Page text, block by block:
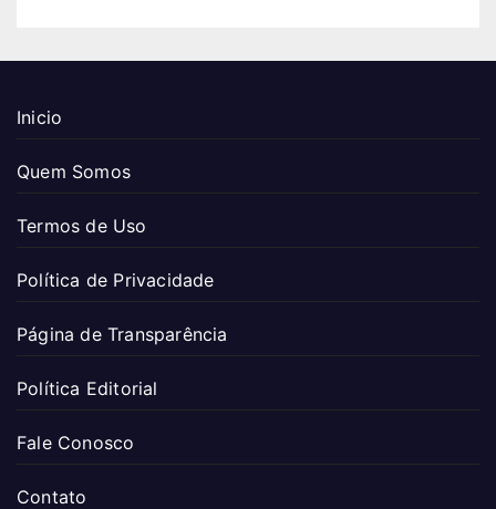
Inicio
Quem Somos
Termos de Uso
Política de Privacidade
Página de Transparência
Política Editorial
Fale Conosco
Contato